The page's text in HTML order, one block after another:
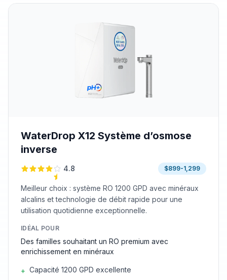
WaterDrop X12 Système d’osmose
inverse
4.8 $899-1,299
Meilleur choix : système RO 1200 GPD avec minéraux
alcalins et technologie de débit rapide pour une
utilisation quotidienne exceptionnelle.
IDÉAL POUR
Des familles souhaitant un RO premium avec
enrichissement en minéraux
+ Capacité 1200 GPD excellente